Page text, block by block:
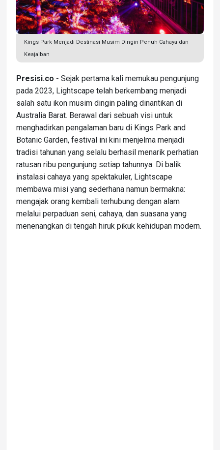
Kings Park Menjadi Destinasi Musim Dingin Penuh Cahaya dan
Keajaiban
Presisi.co - Sejak pertama kali memukau pengunjung
pada 2023, Lightscape telah berkembang menjadi
salah satu ikon musim dingin paling dinantikan di
Australia Barat. Berawal dari sebuah visi untuk
menghadirkan pengalaman baru di Kings Park and
Botanic Garden, festival ini kini menjelma menjadi
tradisi tahunan yang selalu berhasil menarik perhatian
ratusan ribu pengunjung setiap tahunnya. Di balik
instalasi cahaya yang spektakuler, Lightscape
membawa misi yang sederhana namun bermakna:
mengajak orang kembali terhubung dengan alam
melalui perpaduan seni, cahaya, dan suasana yang
menenangkan di tengah hiruk pikuk kehidupan modern.